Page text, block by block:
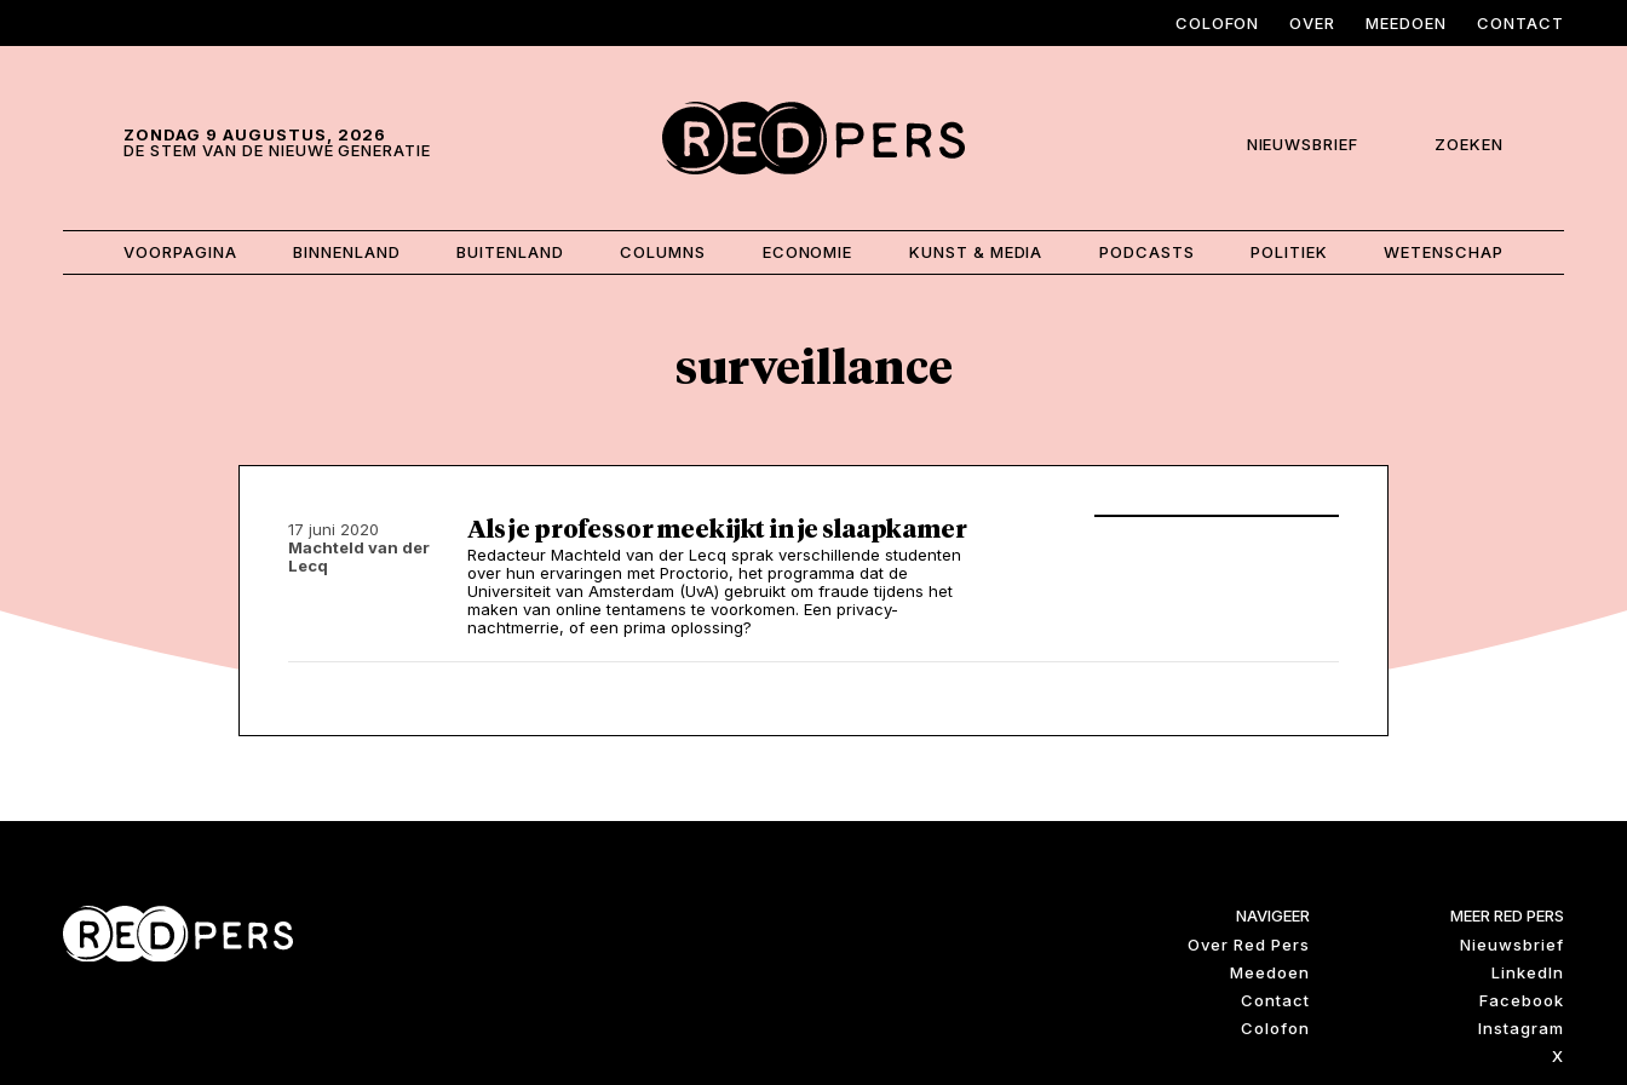
COLOFON OVER MEEDOEN CONTACT
ZONDAG 9 AUGUSTUS, 2026
DE STEM VAN DE NIEUWE GENERATIE
NIEUWSBRIEF ZOEKEN
VOORPAGINA BINNENLAND BUITENLAND COLUMNS ECONOMIE KUNST & MEDIA PODCASTS POLITIEK WETENSCHAP
surveillance
17 juni 2020
Machteld van der
Lecq
Als je professor meekijkt in je slaapkamer
Redacteur Machteld van der Lecq sprak verschillende studenten
over hun ervaringen met Proctorio, het programma dat de
Universiteit van Amsterdam (UvA) gebruikt om fraude tijdens het
maken van online tentamens te voorkomen. Een privacy-
nachtmerrie, of een prima oplossing?
NAVIGEER
Over Red Pers
Meedoen
Contact
Colofon
MEER RED PERS
Nieuwsbrief
LinkedIn
Facebook
Instagram
X